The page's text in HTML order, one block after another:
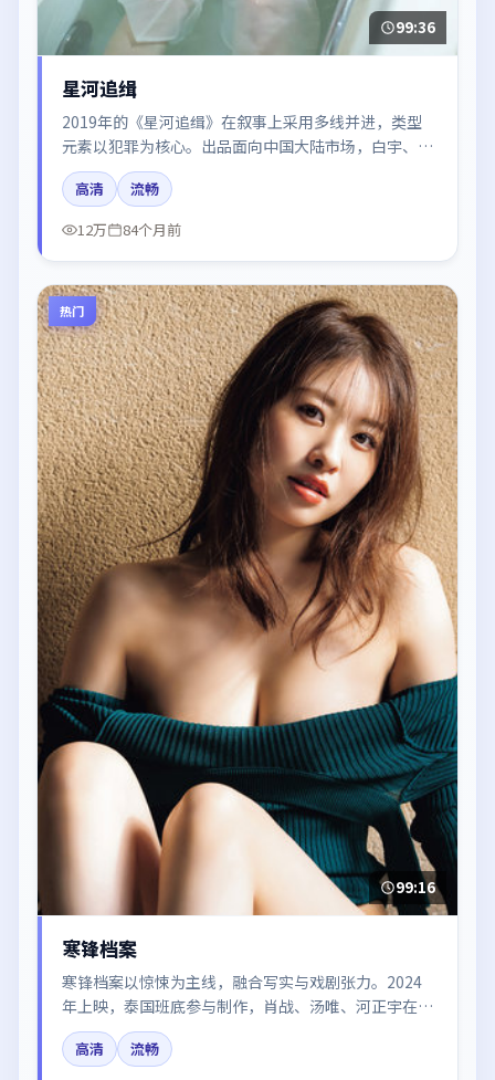
99:36
星河追缉
2019年的《星河追缉》在叙事上采用多线并进，类型
元素以犯罪为核心。出品面向中国大陆市场，白宇、雷
佳音、周冬雨、于和伟所饰角色推动关键反转，结尾留
白引发讨论。
高清
流畅
12万
84个月前
热门
99:16
寒锋档案
寒锋档案以惊悚为主线，融合写实与戏剧张力。2024
年上映，泰国班底参与制作，肖战、汤唯、河正宇在片
中呈现细腻表演，影像风格统一，配乐与剪辑强化了情
绪曲线。
高清
流畅